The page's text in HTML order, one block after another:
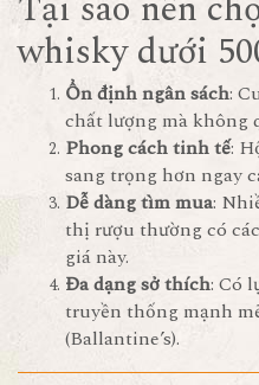
whisky dưới
Ổn định ngân sách:
chất lượng mà không
Phong cách tinh tế:
sang trọng hơn ngay
Dễ dàng tìm mua:
thị rượu thường có
giá này.
Đa dạng sở thích: Có
truyền thống mạnh
(Ballantine’s).